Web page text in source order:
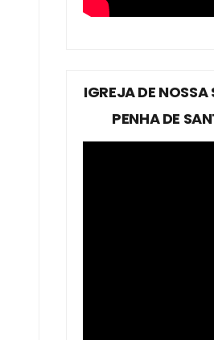
IGREJA DE NOSSA
PENHA DE